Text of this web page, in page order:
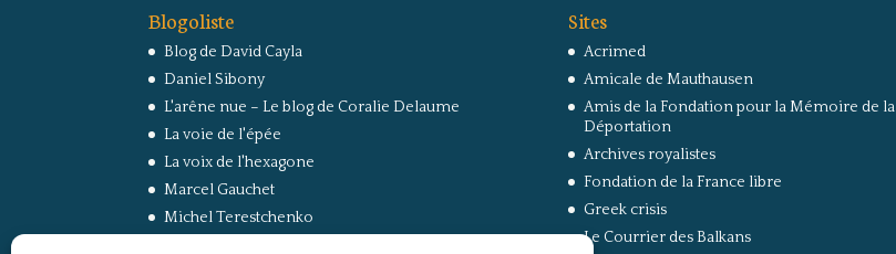
Blogoliste
Blog de David Cayla
Daniel Sibony
L'arêne nue – Le blog de Coralie Delaume
La voie de l'épée
La voix de l'hexagone
Marcel Gauchet
Michel Terestchenko
Sites
Acrimed
Amicale de Mauthausen
Amis de la Fondation pour la Mémoire de la
Déportation
Archives royalistes
Fondation de la France libre
Greek crisis
Le Courrier des Balkans